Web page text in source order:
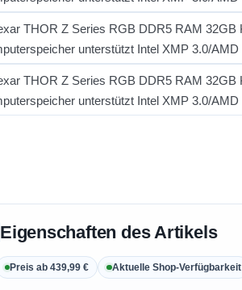
Eigenschaften des Artikels
Preis ab 439,99 € Aktuelle Shop-Verfügbarkeit